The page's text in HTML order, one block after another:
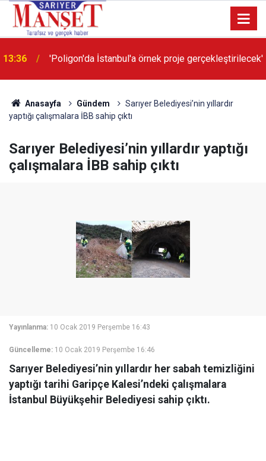
13:36 'Poligon'da İstanbul'a örnek proje gerçekleştirilecek'
Anasayfa Gündem
Sarıyer Belediyesi’nin yıllardır
yaptığı çalışmalara İBB sahip çıktı
Sarıyer Belediyesi’nin yıllardır yaptığı
çalışmalara İBB sahip çıktı
Yayınlanma: 10 Ocak 2019 Perşembe 16:43
Güncelleme: 10 Ocak 2019 Perşembe 16:46
Sarıyer Belediyesi’nin yıllardır her sabah temizliğini
yaptığı tarihi Garipçe Kalesi’ndeki çalışmalara
İstanbul Büyükşehir Belediyesi sahip çıktı.